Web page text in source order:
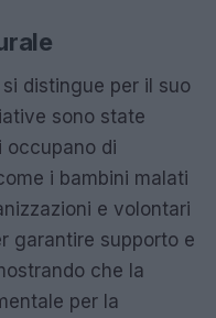
distingue per il suo
sono state
occupano di
i bambini malati
e volontari
garantire supporto e
che la
per la